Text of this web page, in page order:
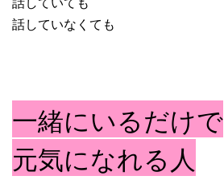
話していなくても
一緒にいるだけで
元気になれる人